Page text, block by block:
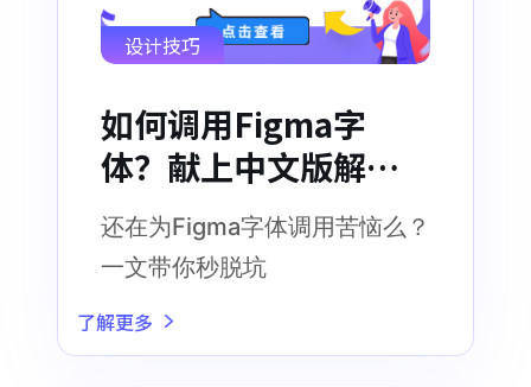
设计技巧
如何调用Figma字
体？献上中文版解决
方案！
还在为Figma字体调用苦恼么？
一文带你秒脱坑
了解更多